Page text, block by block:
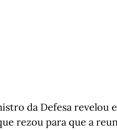
da Defesa revelou
rezou para que a